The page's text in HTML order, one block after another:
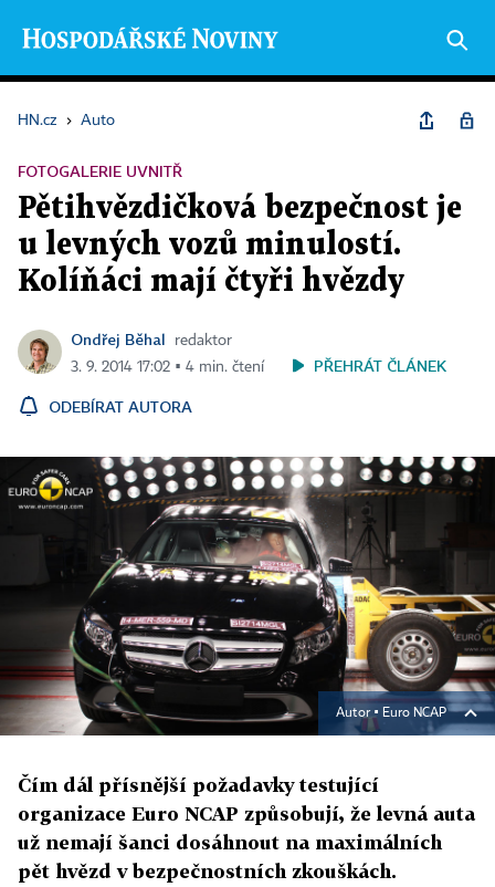
HN.cz › Auto
FOTOGALERIE UVNITŘ
Pětihvězdičková bezpečnost je
u levných vozů minulostí.
Kolíňáci mají čtyři hvězdy
Ondřej Běhal
redaktor
3. 9. 2014 17:02 ▪ 4 min. čtení
PŘEHRÁT ČLÁNEK
ODEBÍRAT AUTORA
Autor ▪ Euro NCAP
Čím dál přísnější požadavky testující
organizace Euro NCAP způsobují, že levná auta
už nemají šanci dosáhnout na maximálních
pět hvězd v bezpečnostních zkouškách.